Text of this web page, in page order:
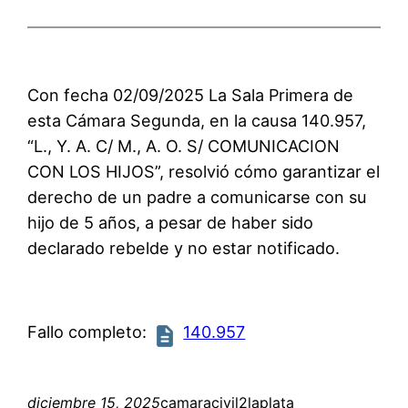
Con fecha 02/09/2025 La Sala Primera de
esta Cámara Segunda, en la causa 140.957,
“L., Y. A. C/ M., A. O. S/ COMUNICACION
CON LOS HIJOS”, resolvió cómo garantizar el
derecho de un padre a comunicarse con su
hijo de 5 años, a pesar de haber sido
declarado rebelde y no estar notificado.
Fallo completo: 140.957
diciembre 15, 2025camaracivil2laplata